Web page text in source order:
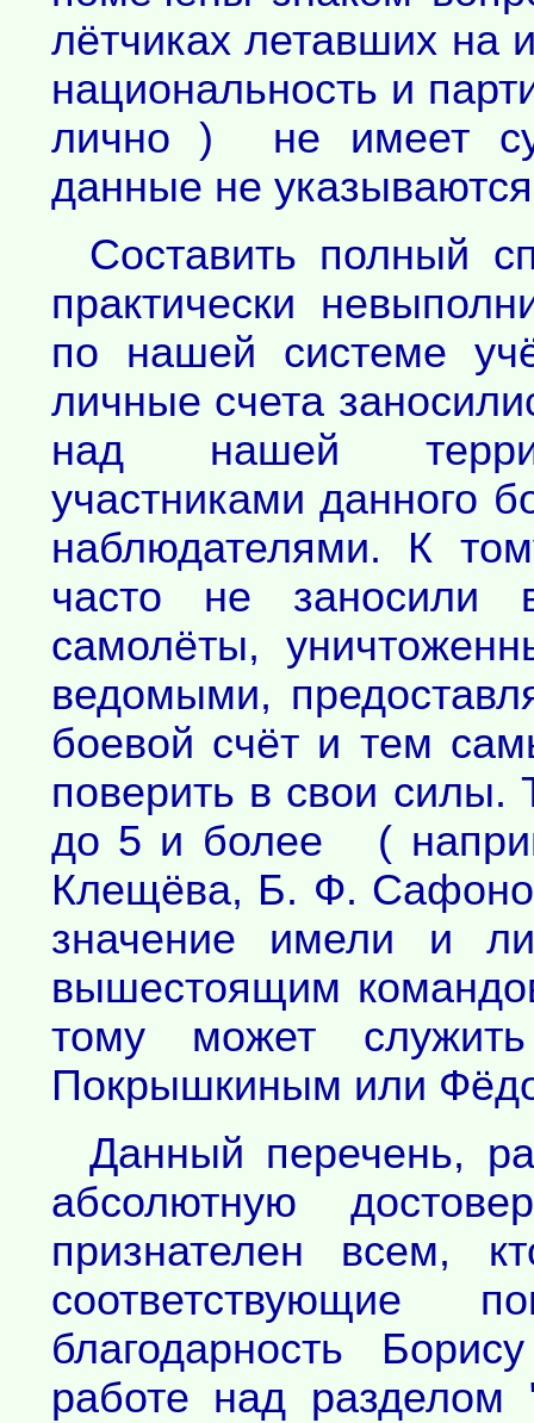
лётчиках летавших на
национальность и
лично ) не имеет
данные не
Составить полный
практически
по нашей системе
личные счета
над нашей
участниками данного
наблюдателями. К
часто не заносили
самолёты,
ведомыми,
боевой счёт и тем
поверить в свои силы.
до 5 и более (
Клещёва, Б. Ф.
значение имели и
вышестоящим
тому может
Покрышкиным или
Данный перечень,
абсолютную
признателен всем,
соответствующие
благодарность
работе над